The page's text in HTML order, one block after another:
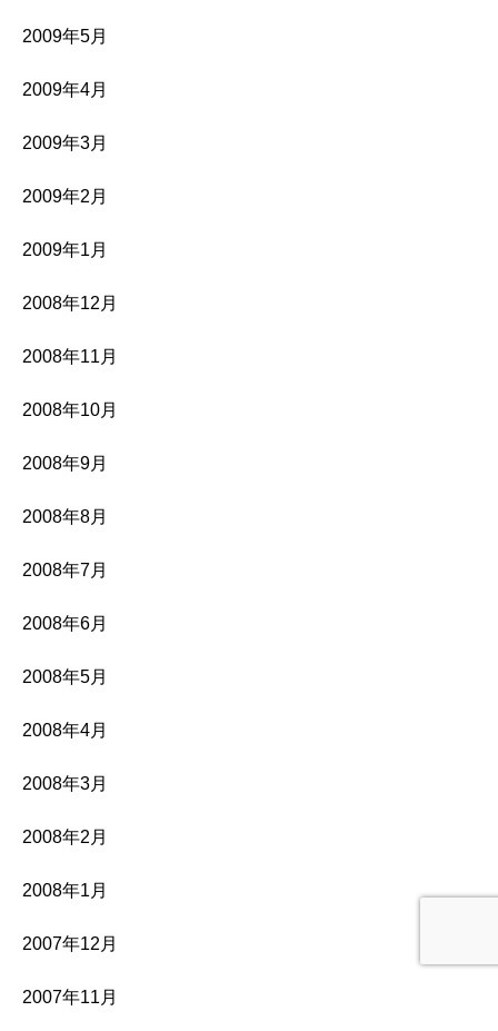
2009年5月
2009年4月
2009年3月
2009年2月
2009年1月
2008年12月
2008年11月
2008年10月
2008年9月
2008年8月
2008年7月
2008年6月
2008年5月
2008年4月
2008年3月
2008年2月
2008年1月
2007年12月
2007年11月